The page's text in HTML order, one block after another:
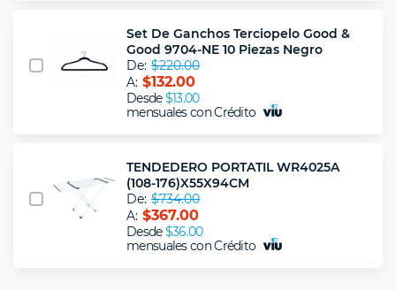
Set De Ganchos Terciopelo Good &
Good 9704-NE 10 Piezas Negro
De: $220.00
A: $132.00
Desde$13.00
mensuales con Crédito
TENDEDERO PORTATIL WR4025A
(108-176)X55X94CM
De: $734.00
A: $367.00
Desde$36.00
mensuales con Crédito